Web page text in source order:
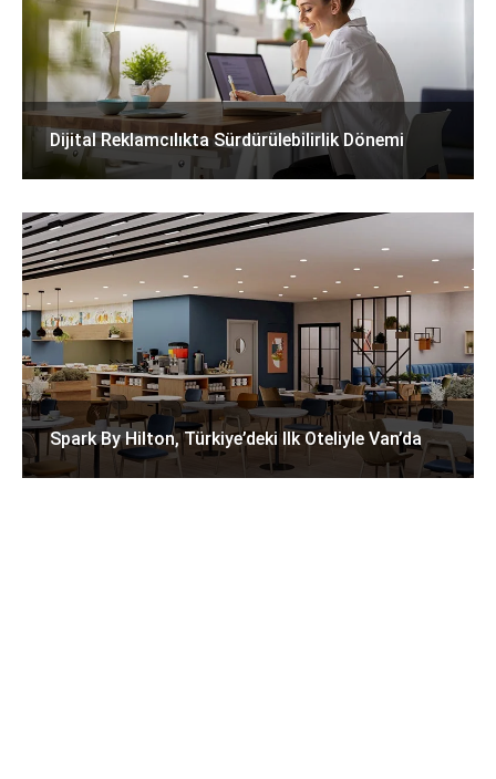
Dijital Reklamcılıkta Sürdürülebilirlik Dönemi
Spark By Hilton, Türkiye’deki Ilk Oteliyle Van’da